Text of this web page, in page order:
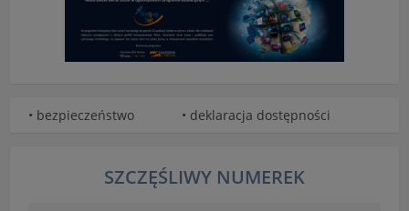
• bezpieczeństwo • deklaracja dostępności
SZCZĘŚLIWY NUMEREK